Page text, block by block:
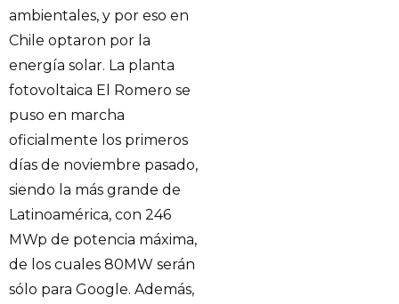
ambientales, y por eso en
Chile optaron por la
energía solar. La planta
fotovoltaica El Romero se
puso en marcha
oficialmente los primeros
días de noviembre pasado,
siendo la más grande de
Latinoamérica, con 246
MWp de potencia máxima,
de los cuales 80MW serán
sólo para Google. Además,